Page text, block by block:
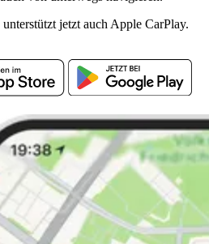
jetzt auch Apple CarPlay.